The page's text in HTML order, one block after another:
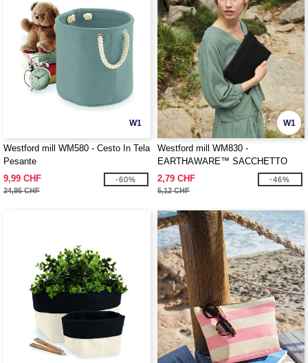
W1
Westford mill WM580 - Cesto In Tela
Pesante
9,99 CHF
24,95 CHF
-60%
W1
Westford mill WM830 -
EARTHAWARE™ SACCHETTO
“ACCESSORY” BIOLOGICO
2,79 CHF
5,12 CHF
-46%